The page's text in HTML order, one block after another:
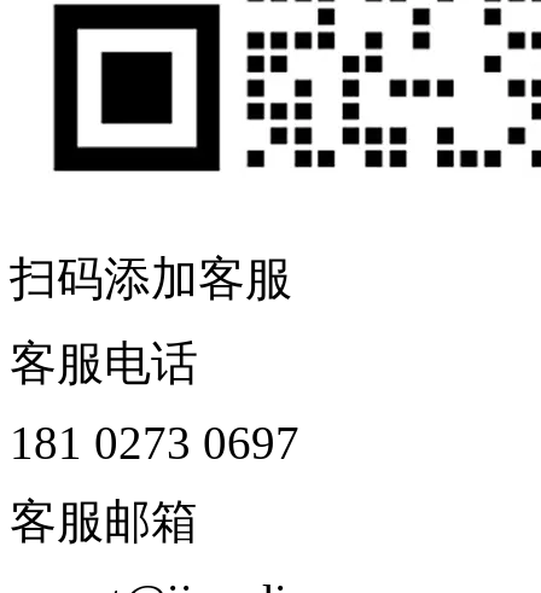
扫码添加客服
客服电话
181 0273 0697
客服邮箱